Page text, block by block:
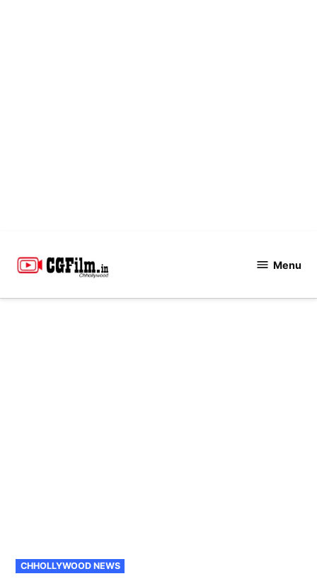
Menu
POSTED
IN
CHHOLLYWOOD NEWS